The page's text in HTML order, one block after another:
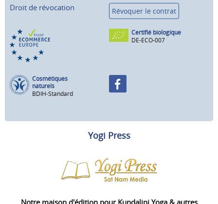
Droit de révocation
Révoquer le contrat
Certifié biologique
DE-ECO-007
Cosmétiques
naturels
BDIH-Standard
Yogi Press